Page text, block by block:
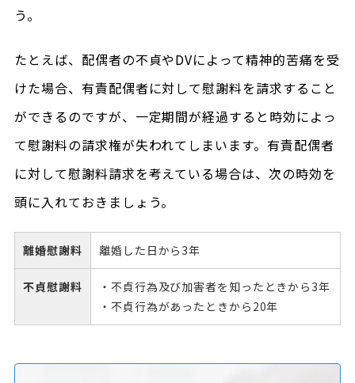
う。
たとえば、配偶者の不貞やDVによって精神的苦痛を受
けた場合、有責配偶者に対して慰謝料を請求すること
ができるのですが、一定期間が経過すると時効によっ
て慰謝料の請求権が失われてしまいます。有責配偶者
に対して慰謝料請求を考えている場合は、次の時効を
頭に入れておきましょう。
離婚慰謝料 離婚した日から3年
不貞慰謝料
・不貞行為及び加害者を知ったときから3年
・不貞行為があったときから20年